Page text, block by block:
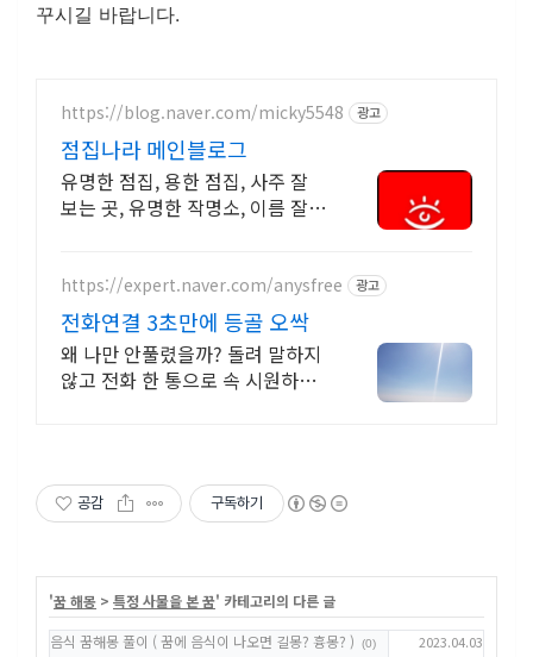
꾸시길 바랍니다.
https://blog.naver.com/micky5548 광고
점집나라 메인블로그
유명한 점집, 용한 점집, 사주 잘
보는 곳, 유명한 작명소, 이름 잘
https://expert.naver.com/anysfree 광고
전화연결 3초만에 등골 오싹
왜 나만 안풀렸을까? 돌려 말하지
않고 전화 한 통으로 속 시원하게
공감 구독하기
'꿈 해몽 > 특정 사물을 본 꿈' 카테고리의 다른 글
음식 꿈해몽 풀이 ( 꿈에 음식이 나오면 길몽? 흉몽? )
(0) 2023.04.03